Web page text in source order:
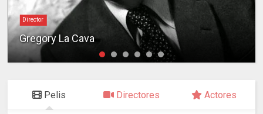
Director
Gregory La Cava
Pelis Directores Actores